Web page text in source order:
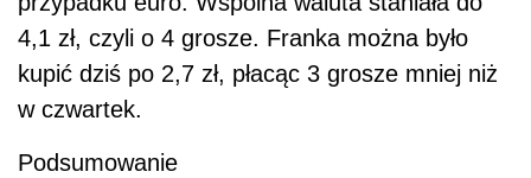
4,1 zł, czyli o 4 grosze. Franka można było
kupić dziś po 2,7 zł, płacąc 3 grosze mniej niż
w czwartek.
Podsumowanie